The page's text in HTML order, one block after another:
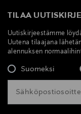
TILAA UUTISKIRJE
Uutiskirjeestämme
Uutena tilaajana
alennuksen
Suomeksi